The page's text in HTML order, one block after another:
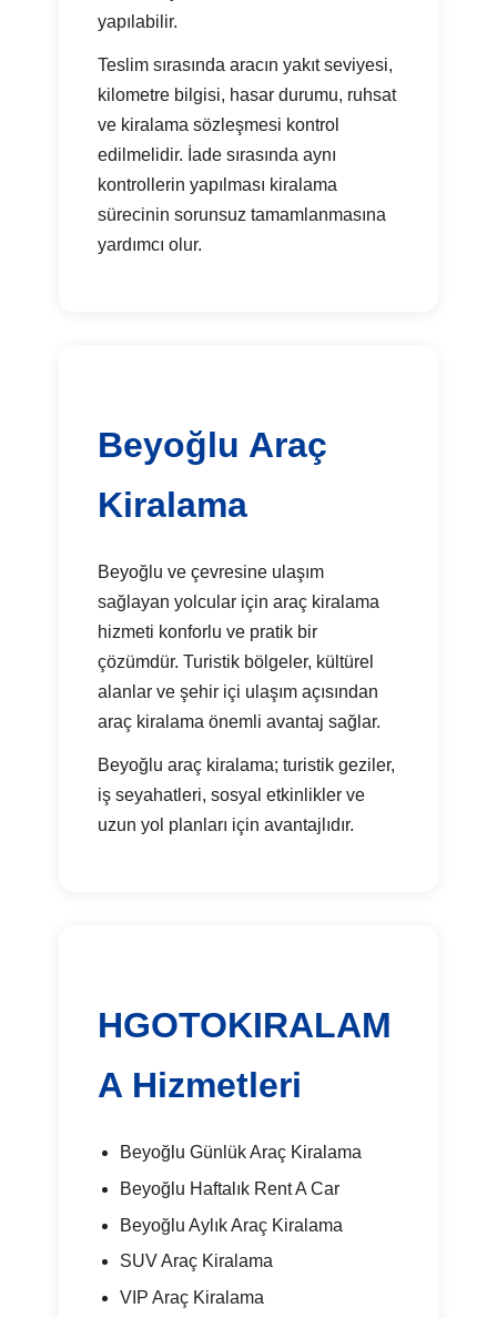
yapılabilir.
Teslim sırasında aracın yakıt seviyesi,
kilometre bilgisi, hasar durumu, ruhsat
ve kiralama sözleşmesi kontrol
edilmelidir. İade sırasında aynı
kontrollerin yapılması kiralama
sürecinin sorunsuz tamamlanmasına
yardımcı olur.
Beyoğlu Araç
Kiralama
Beyoğlu ve çevresine ulaşım
sağlayan yolcular için araç kiralama
hizmeti konforlu ve pratik bir
çözümdür. Turistik bölgeler, kültürel
alanlar ve şehir içi ulaşım açısından
araç kiralama önemli avantaj sağlar.
Beyoğlu araç kiralama; turistik geziler,
iş seyahatleri, sosyal etkinlikler ve
uzun yol planları için avantajlıdır.
HGOTOKIRALAM
A Hizmetleri
Beyoğlu Günlük Araç Kiralama
Beyoğlu Haftalık Rent A Car
Beyoğlu Aylık Araç Kiralama
SUV Araç Kiralama
VIP Araç Kiralama